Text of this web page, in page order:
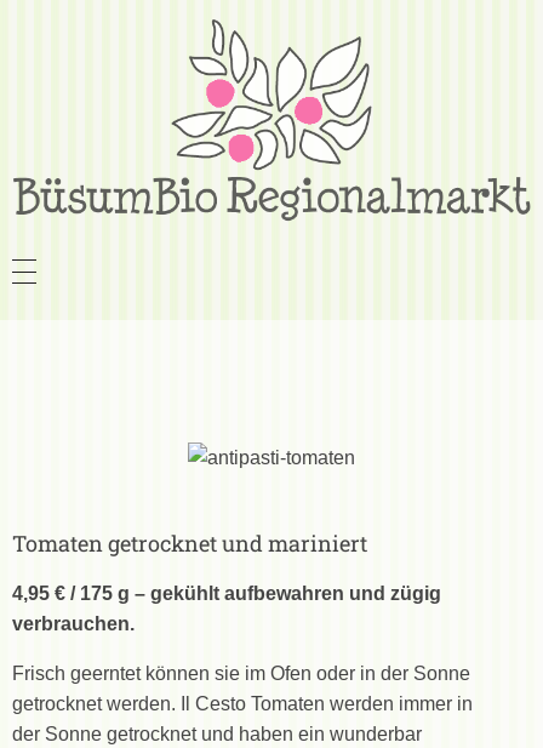
Tomaten getrocknet und mariniert
4,95 € / 175 g – gekühlt aufbewahren und zügig
verbrauchen.
Frisch geerntet können sie im Ofen oder in der Sonne
getrocknet werden. Il Cesto Tomaten werden immer in
der Sonne getrocknet und haben ein wunderbar